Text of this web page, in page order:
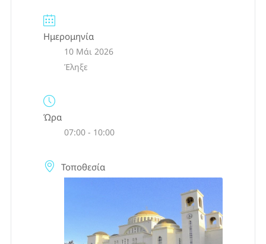
Ημερομηνία
10 Μάι 2026
Έληξε
Ώρα
07:00 - 10:00
Τοποθεσία